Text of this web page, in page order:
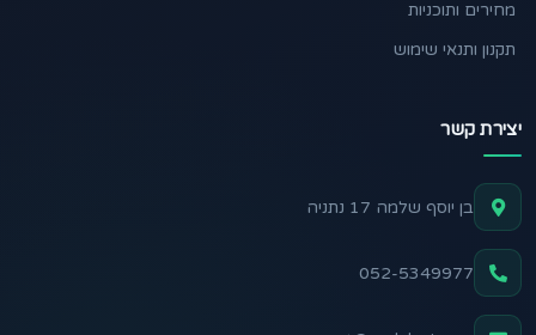
מחירים ותוכניות
תקנון ותנאי שימוש
יצירת קשר
בן יוסף שלמה 17 נתניה
052-5349977